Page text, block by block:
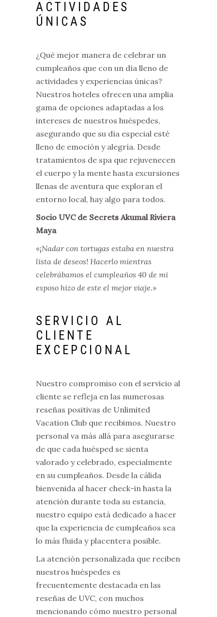
ACTIVIDADES
ÚNICAS
¿Qué mejor manera de celebrar un
cumpleaños que con un día lleno de
actividades y experiencias únicas?
Nuestros hoteles ofrecen una amplia
gama de opciones adaptadas a los
intereses de nuestros huéspedes,
asegurando que su día especial esté
lleno de emoción y alegría. Desde
tratamientos de spa que rejuvenecen
el cuerpo y la mente hasta excursiones
llenas de aventura que exploran el
entorno local, hay algo para todos.
Socio UVC de Secrets Akumal Riviera
Maya
«¡Nadar con tortugas estaba en nuestra
lista de deseos! Hacerlo mientras
celebrábamos el cumpleaños 40 de mi
esposo hizo de este el mejor viaje.»
SERVICIO AL
CLIENTE
EXCEPCIONAL
Nuestro compromiso con el servicio al
cliente se refleja en las numerosas
reseñas positivas de Unlimited
Vacation Club que recibimos. Nuestro
personal va más allá para asegurarse
de que cada huésped se sienta
valorado y celebrado, especialmente
en su cumpleaños. Desde la cálida
bienvenida al hacer check-in hasta la
atención durante toda su estancia,
nuestro equipo está dedicado a hacer
que la experiencia de cumpleaños sea
lo más fluida y placentera posible.
La atención personalizada que reciben
nuestros huéspedes es
frecuentemente destacada en las
reseñas de UVC, con muchos
mencionando cómo nuestro personal